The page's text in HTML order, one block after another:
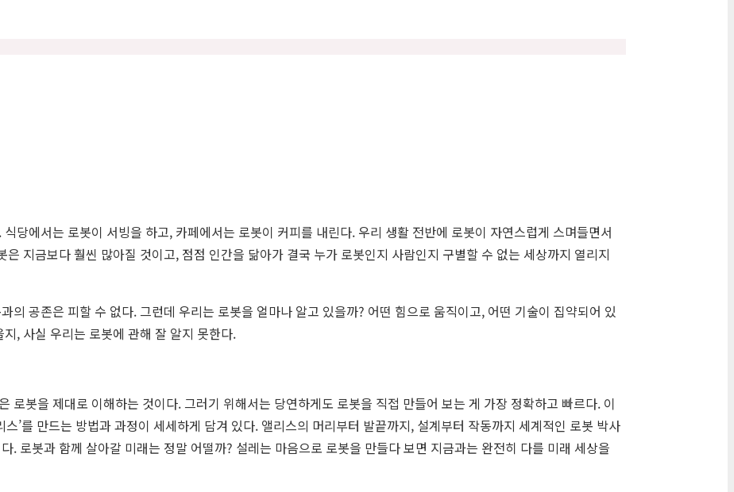
당에서는 로봇이 서빙을 하고, 카페에서는 로봇이 커피를 내린다. 우리 생활 전반에 로봇이 자연스럽게 스며들면서
지금보다 훨씬 많아질 것이고, 점점 인간을 닮아가 결국 누가 로봇인지 사람인지 구별할 수 없는 세상까지 열리지
의 공존은 피할 수 없다. 그런데 우리는 로봇을 얼마나 알고 있을까? 어떤 힘으로 움직이고, 어떤 기술이 집약되어 있
, 사실 우리는 로봇에 관해 잘 알지 못한다.
로봇을 제대로 이해하는 것이다. 그러기 위해서는 당연하게도 로봇을 직접 만들어 보는 게 가장 정확하고 빠르다. 이
’를 만드는 방법과 과정이 세세하게 담겨 있다. 앨리스의 머리부터 발끝까지, 설계부터 작동까지 세계적인 로봇 박사
. 로봇과 함께 살아갈 미래는 정말 어떨까? 설레는 마음으로 로봇을 만들다 보면 지금과는 완전히 다를 미래 세상을